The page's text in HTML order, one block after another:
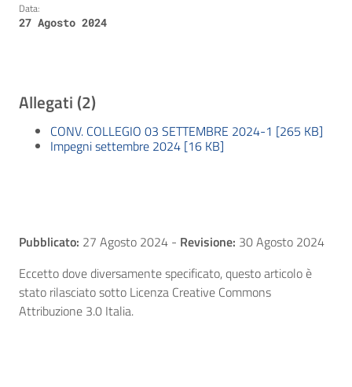
Data:
27 Agosto 2024
Allegati (2)
CONV. COLLEGIO 03 SETTEMBRE 2024-1 [265 KB]
Impegni settembre 2024 [16 KB]
Pubblicato: 27 Agosto 2024 - Revisione: 30 Agosto 2024
Eccetto dove diversamente specificato, questo articolo è
stato rilasciato sotto Licenza Creative Commons
Attribuzione 3.0 Italia.